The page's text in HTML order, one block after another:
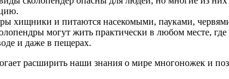
хищники и питаются насекомыми, пауками,
могут жить практически в любом месте,
и даже в пещерах.
расширить наши знания о мире многоножек и